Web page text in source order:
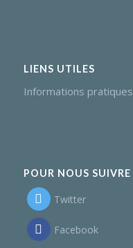
LIENS UTILES
Informations pratiques
POUR NOUS SUIVRE
Twitter
Facebook